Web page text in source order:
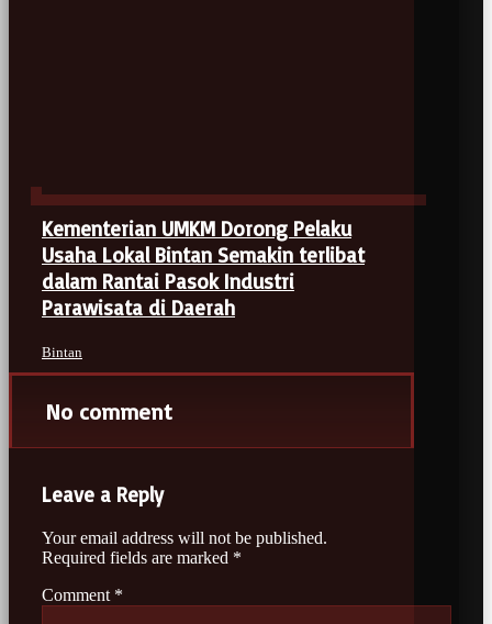
Kementerian UMKM Dorong Pelaku
Usaha Lokal Bintan Semakin terlibat
dalam Rantai Pasok Industri
Parawisata di Daerah
Bintan
No comment
Leave a Reply
Your email address will not be published.
Required fields are marked *
Comment *